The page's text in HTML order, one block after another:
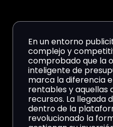
En un entorno
complejo y
comprobado que la
inteligente de
marca la diferencia
rentables y aquellas
recursos. La llegada
dentro de la
revolucionado la